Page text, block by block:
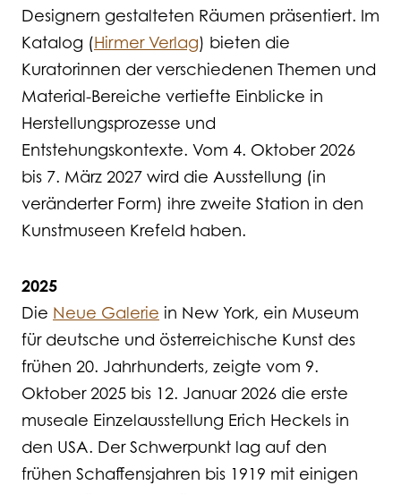
Designern gestalteten Räumen präsentiert. Im
Katalog (Hirmer Verlag) bieten die
Kuratorinnen der verschiedenen Themen und
Material-Bereiche vertiefte Einblicke in
Herstellungsprozesse und
Entstehungskontexte. Vom 4. Oktober 2026
bis 7. März 2027 wird die Ausstellung (in
veränderter Form) ihre zweite Station in den
Kunstmuseen Krefeld haben.
2025
Die Neue Galerie in New York, ein Museum
für deutsche und österreichische Kunst des
frühen 20. Jahrhunderts, zeigte vom 9.
Oktober 2025 bis 12. Januar 2026 die erste
museale Einzelausstellung Erich Heckels in
den USA. Der Schwerpunkt lag auf den
frühen Schaffensjahren bis 1919 mit einigen